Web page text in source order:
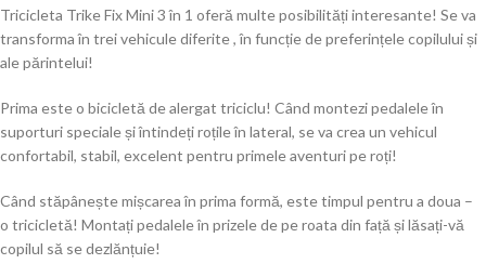
Tricicleta Trike Fix Mini 3 în 1 oferă multe posibilități interesante! Se va
transforma în trei vehicule diferite , în funcție de preferințele copilului și
ale părintelui!
Prima este o bicicletă de alergat triciclu! Când montezi pedalele în
suporturi speciale și întindeți roțile în lateral, se va crea un vehicul
confortabil, stabil, excelent pentru primele aventuri pe roți!
Când stăpânește mișcarea în prima formă, este timpul pentru a doua –
o tricicletă! Montați pedalele în prizele de pe roata din față și lăsați-vă
copilul să se dezlănțuie!